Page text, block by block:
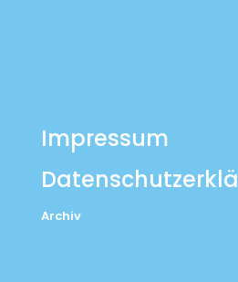
Impressum
Archiv